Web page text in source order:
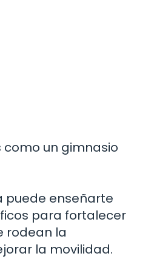
como un gimnasio
puede enseñarte
para fortalecer
rodean la
la movilidad.